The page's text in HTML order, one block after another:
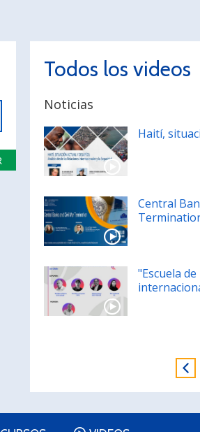
Todos los videos
Noticias
Haití,
Central
"Escuela